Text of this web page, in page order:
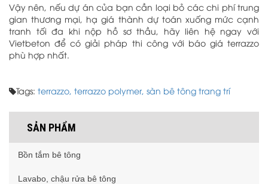
Vậy nên, nếu dự án của bạn cần loại bỏ các chi phí trung
gian thương mại, hạ giá thành dự toán xuống mức cạnh
tranh tối đa khi nộp hồ sơ thầu, hãy liên hệ ngay với
Vietbeton để có giải pháp thi công với báo giá terrazzo
phù hợp nhất.
Tags: terrazzo, terrazzo polymer, sàn bê tông trang trí
SẢN PHẨM
Bồn tắm bê tông
Lavabo, chậu rửa bê tông